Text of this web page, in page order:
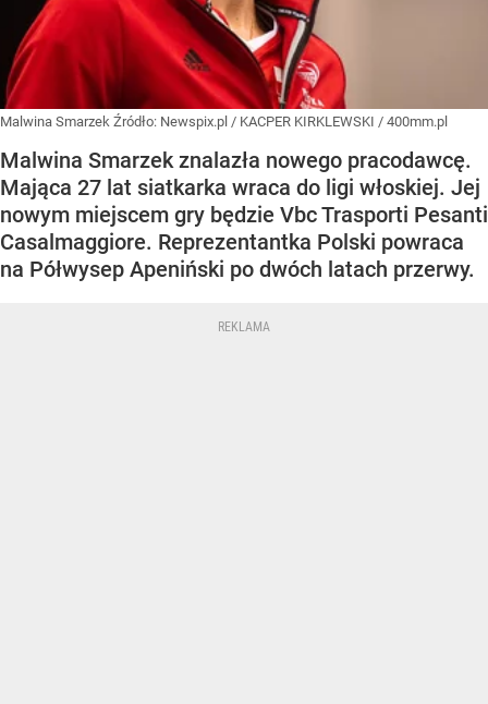
Malwina Smarzek Źródło: Newspix.pl / KACPER KIRKLEWSKI / 400mm.pl
Malwina Smarzek znalazła nowego pracodawcę.
Mająca 27 lat siatkarka wraca do ligi włoskiej. Jej
nowym miejscem gry będzie Vbc Trasporti Pesanti
Casalmaggiore. Reprezentantka Polski powraca
na Półwysep Apeniński po dwóch latach przerwy.